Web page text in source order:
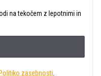
na tekočem z lepotnimi in
Politiko zasebnosti.